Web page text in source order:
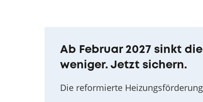
Ab Februar 2027 sinkt
weniger. Jetzt sichern.
Die reformierte